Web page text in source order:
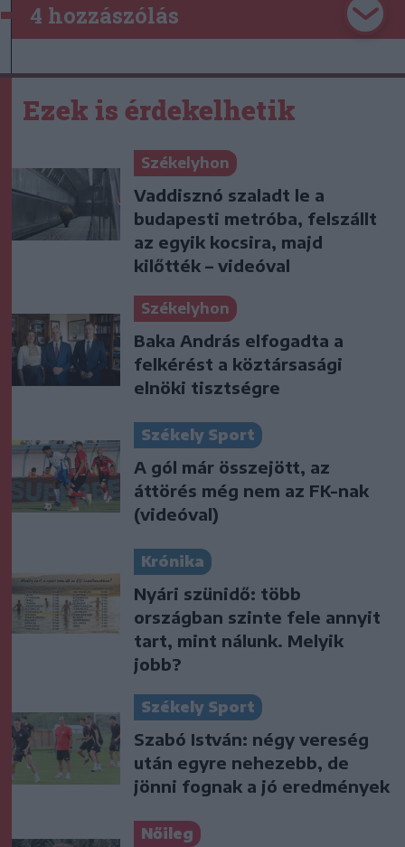
4 hozzászólás
Ezek is érdekelhetik
Székelyhon
Vaddisznó szaladt le a
budapesti metróba, felszállt
az egyik kocsira, majd
kilőtték – videóval
Székelyhon
Baka András elfogadta a
felkérést a köztársasági
elnöki tisztségre
Székely Sport
A gól már összejött, az
áttörés még nem az FK-nak
(videóval)
Krónika
Nyári szünidő: több
országban szinte fele annyit
tart, mint nálunk. Melyik
jobb?
Székely Sport
Szabó István: négy vereség
után egyre nehezebb, de
jönni fognak a jó eredmények
Nőileg